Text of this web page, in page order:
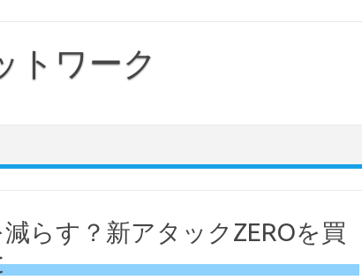
トワーク
らす？新アタックZEROを買